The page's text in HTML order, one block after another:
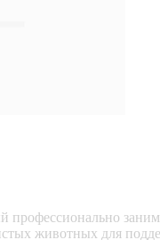
профессионально
животных для